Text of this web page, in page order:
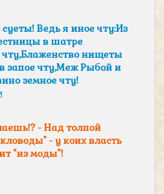
Ведь я иное чту:Из
в шатре
чту,Блаженство нищеты
запое чту,Меж Рыбой и
земное чту!
- Над толпой
- у коих власть
"из моды"!